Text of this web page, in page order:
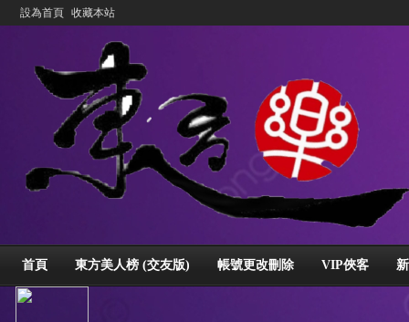
設為首頁 收藏本站
首頁 東方美人榜 (交友版) 帳號更改刪除 VIP俠客